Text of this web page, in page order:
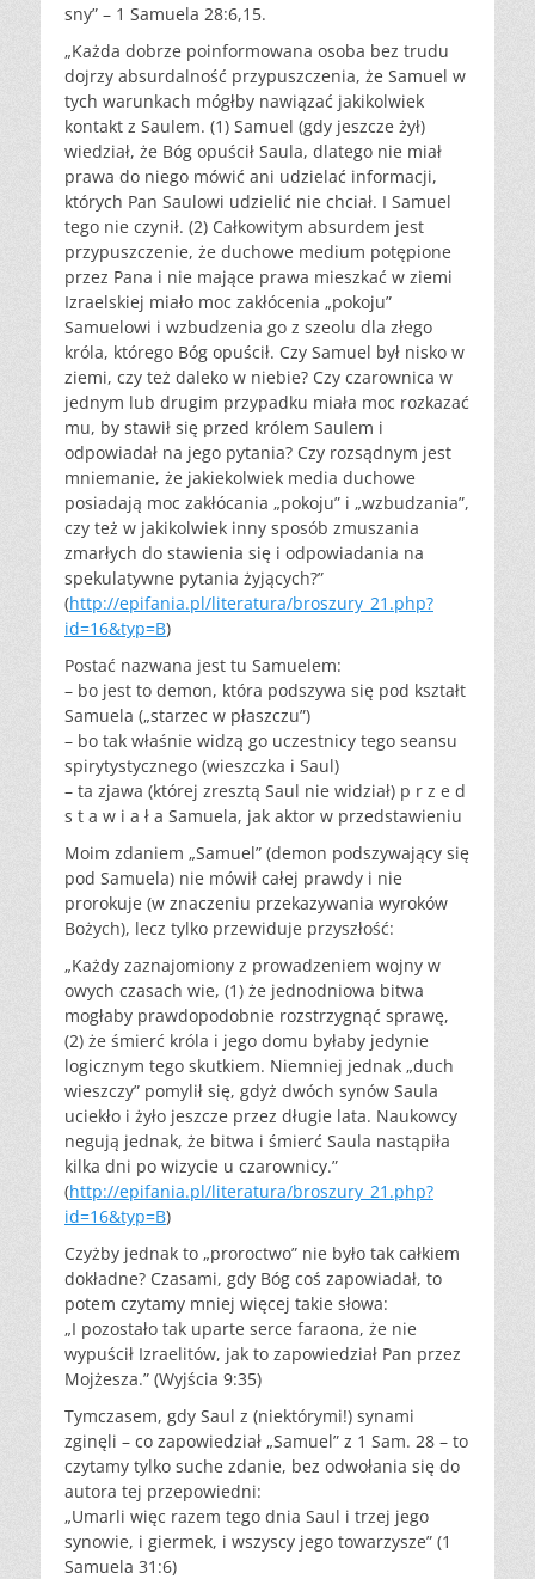
sny” – 1 Samuela 28:6,15.
„Każda dobrze poinformowana osoba bez trudu
dojrzy absurdalność przypuszczenia, że Samuel w
tych warunkach mógłby nawiązać jakikolwiek
kontakt z Saulem. (1) Samuel (gdy jeszcze żył)
wiedział, że Bóg opuścił Saula, dlatego nie miał
prawa do niego mówić ani udzielać informacji,
których Pan Saulowi udzielić nie chciał. I Samuel
tego nie czynił. (2) Całkowitym absurdem jest
przypuszczenie, że duchowe medium potępione
przez Pana i nie mające prawa mieszkać w ziemi
Izraelskiej miało moc zakłócenia „pokoju”
Samuelowi i wzbudzenia go z szeolu dla złego
króla, którego Bóg opuścił. Czy Samuel był nisko w
ziemi, czy też daleko w niebie? Czy czarownica w
jednym lub drugim przypadku miała moc rozkazać
mu, by stawił się przed królem Saulem i
odpowiadał na jego pytania? Czy rozsądnym jest
mniemanie, że jakiekolwiek media duchowe
posiadają moc zakłócania „pokoju” i „wzbudzania”,
czy też w jakikolwiek inny sposób zmuszania
zmarłych do stawienia się i odpowiadania na
spekulatywne pytania żyjących?”
(http://epifania.pl/literatura/broszury_21.php?
id=16&typ=B)
Postać nazwana jest tu Samuelem:
– bo jest to demon, która podszywa się pod kształt
Samuela („starzec w płaszczu”)
– bo tak właśnie widzą go uczestnicy tego seansu
spirytystycznego (wieszczka i Saul)
– ta zjawa (której zresztą Saul nie widział) p r z e d
s t a w i a ł a Samuela, jak aktor w przedstawieniu
Moim zdaniem „Samuel” (demon podszywający się
pod Samuela) nie mówił całej prawdy i nie
prorokuje (w znaczeniu przekazywania wyroków
Bożych), lecz tylko przewiduje przyszłość:
„Każdy zaznajomiony z prowadzeniem wojny w
owych czasach wie, (1) że jednodniowa bitwa
mogłaby prawdopodobnie rozstrzygnąć sprawę,
(2) że śmierć króla i jego domu byłaby jedynie
logicznym tego skutkiem. Niemniej jednak „duch
wieszczy” pomylił się, gdyż dwóch synów Saula
uciekło i żyło jeszcze przez długie lata. Naukowcy
negują jednak, że bitwa i śmierć Saula nastąpiła
kilka dni po wizycie u czarownicy.”
(http://epifania.pl/literatura/broszury_21.php?
id=16&typ=B)
Czyżby jednak to „proroctwo” nie było tak całkiem
dokładne? Czasami, gdy Bóg coś zapowiadał, to
potem czytamy mniej więcej takie słowa:
„I pozostało tak uparte serce faraona, że nie
wypuścił Izraelitów, jak to zapowiedział Pan przez
Mojżesza.” (Wyjścia 9:35)
Tymczasem, gdy Saul z (niektórymi!) synami
zginęli – co zapowiedział „Samuel” z 1 Sam. 28 – to
czytamy tylko suche zdanie, bez odwołania się do
autora tej przepowiedni:
„Umarli więc razem tego dnia Saul i trzej jego
synowie, i giermek, i wszyscy jego towarzysze” (1
Samuela 31:6)